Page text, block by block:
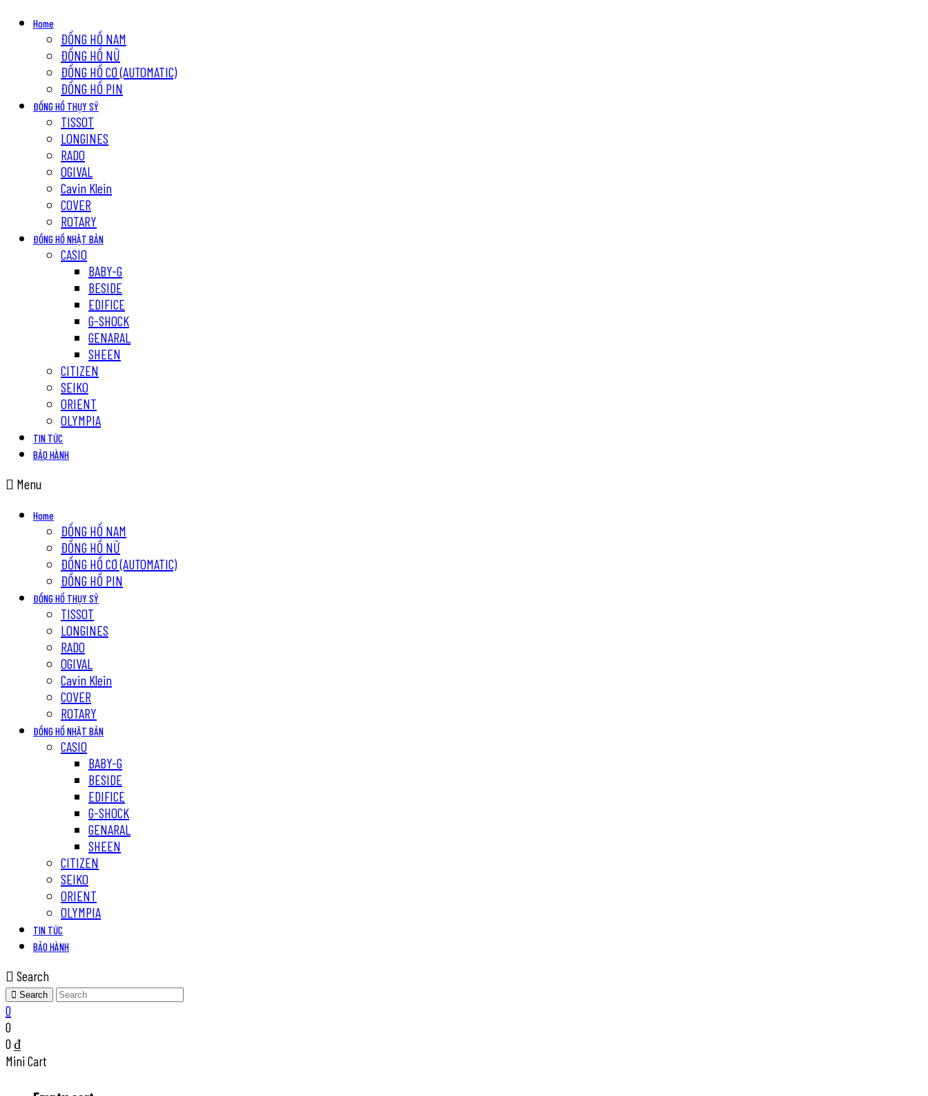
Home
ĐỒNG HỒ NAM
ĐỒNG HỒ NỮ
ĐỒNG HỒ CƠ (AUTOMATIC)
ĐỒNG HỒ PIN
ĐỒNG HỒ THỤY SỸ
TISSOT
LONGINES
RADO
OGIVAL
Cavin Klein
COVER
ROTARY
ĐỒNG HỒ NHẬT BẢN
CASIO
BABY-G
BESIDE
EDIFICE
G-SHOCK
GENARAL
SHEEN
CITIZEN
SEIKO
ORIENT
OLYMPIA
TIN TỨC
BẢO HÀNH
Menu
Home
ĐỒNG HỒ NAM
ĐỒNG HỒ NỮ
ĐỒNG HỒ CƠ (AUTOMATIC)
ĐỒNG HỒ PIN
ĐỒNG HỒ THỤY SỸ
TISSOT
LONGINES
RADO
OGIVAL
Cavin Klein
COVER
ROTARY
ĐỒNG HỒ NHẬT BẢN
CASIO
BABY-G
BESIDE
EDIFICE
G-SHOCK
GENARAL
SHEEN
CITIZEN
SEIKO
ORIENT
OLYMPIA
TIN TỨC
BẢO HÀNH
Search
Search
0
0
0₫
Mini Cart